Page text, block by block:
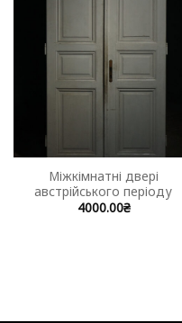
Міжкімнатні двері
австрійського періоду
4000.00₴